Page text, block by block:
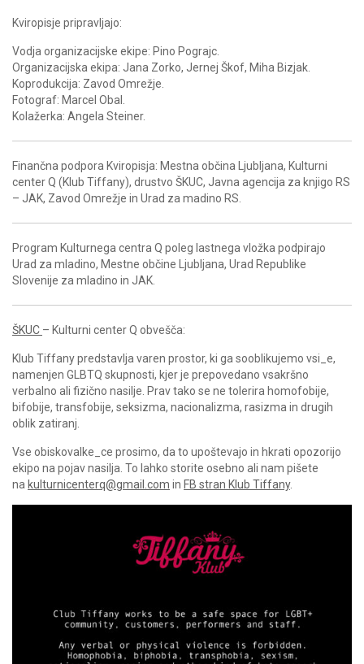
Kviropisje pripravljajo:
Vodja organizacijske ekipe: Pino Pograjc.
Organizacijska ekipa: Jana Zorko, Jernej Škof, Miha Bizjak.
Koprodukcija: Zavod Omrežje.
Fotograf: Marcel Obal.
Kolažerka: Angela Steiner.
Finančna podpora Kviropisja: Mestna občina Ljubljana, Kulturni
center Q (Klub Tiffany), drustvo ŠKUC, Javna agencija za knjigo RS
– JAK, Zavod Omrežje in Urad za madino RS.
Program Kulturnega centra Q poleg lastnega vložka podpirajo
Urad za mladino, Mestne občine Ljubljana, Urad Republike
Slovenije za mladino in JAK.
ŠKUC – Kulturni center Q obvešča:
Klub Tiffany predstavlja varen prostor, ki ga sooblikujemo vsi_e,
namenjen GLBTQ skupnosti, kjer je prepovedano vsakršno
verbalno ali fizično nasilje. Prav tako se ne tolerira homofobije,
bifobije, transfobije, seksizma, nacionalizma, rasizma in drugih
oblik zatiranj.
Vse obiskovalke_ce prosimo, da to upoštevajo in hkrati opozorijo
ekipo na pojav nasilja. To lahko storite osebno ali nam pišete
na kulturnicenterq@gmail.com in FB stran Klub Tiffany.